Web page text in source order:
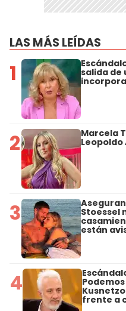
LAS MÁS LEÍDAS
1 salida de
2 Marcela
3 Stoessel
están
4
frente a